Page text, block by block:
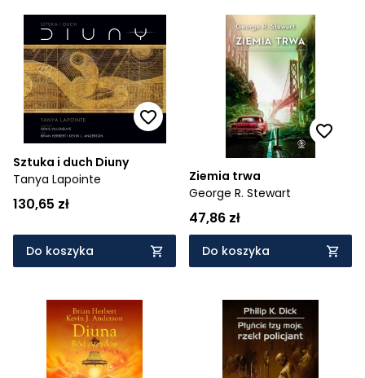
Sztuka i duch Diuny
Tanya Lapointe
130,65 zł
Do koszyka
Ziemia trwa
George R. Stewart
47,86 zł
Do koszyka